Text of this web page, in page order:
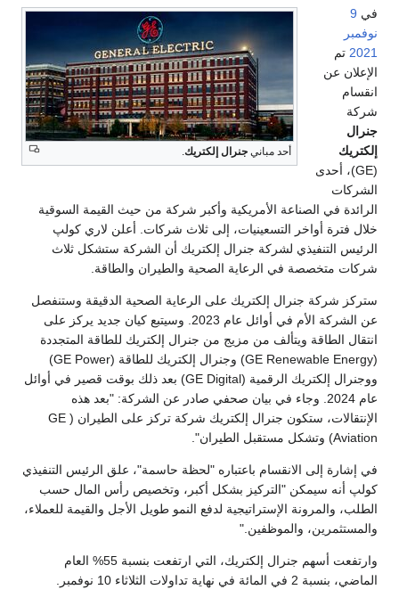
أحد مباني جنرال إلكتريك.
في 9
نوفمبر
2021 تم
الإعلان عن
انقسام
شركة
جنرال
إلكتريك
(GE)، أحدى
الشركات
الرائدة في الصناعة الأمريكية وأكبر شركة من حيث القيمة السوقية
خلال فترة أواخر التسعينيات، إلى ثلاث شركات. أعلن لاري كولپ
الرئيس التنفيذي لشركة جنرال إلكتريك أن الشركة ستشكل ثلاث
شركات متخصصة في الرعاية الصحية والطيران والطاقة.
ستركز شركة جنرال إلكتريك على الرعاية الصحية الدقيقة وستنفصل
عن الشركة الأم في أوائل عام 2023. وسيتبع كيان جديد يركز على
انتقال الطاقة ويتألف من مزيج من جنرال إلكتريك للطاقة المتجددة
(GE Renewable Energy) وجنرال إلكتريك للطاقة (GE Power)
ووجنرال إلكتريك الرقمية (GE Digital) بعد ذلك بوقت قصير في أوائل
عام 2024. وجاء في بيان صحفي صادر عن الشركة: "بعد هذه
الإنتقالات، ستكون جنرال إلكتريك شركة تركز على الطيران ( GE
Aviation) وتشكل مستقبل الطيران".
في إشارة إلى الانقسام باعتباره "لحظة حاسمة"، علق الرئيس التنفيذي
كولپ أنه سيمكن "التركيز بشكل أكبر، وتخصيص رأس المال حسب
الطلب، والمرونة الإستراتيجية لدفع النمو طويل الأجل والقيمة للعملاء،
والمستثمرين، والموظفين."
وارتفعت أسهم جنرال إلكتريك، التي ارتفعت بنسبة 55% العام
الماضي، بنسبة 2 في المائة في نهاية تداولات الثلاثاء 10 نوفمبر.